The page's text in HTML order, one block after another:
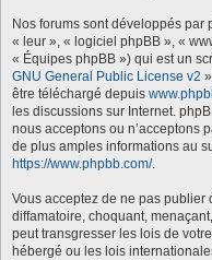
Nos forums sont développés par
« leur », « logiciel phpBB », «
« Équipes phpBB ») qui est un
GNU General Public License v2
être téléchargé depuis
les discussions sur Internet.
nous acceptons ou n’acceptons
de plus amples informations au
https://www.phpbb.com/.
Vous acceptez de ne pas
diffamatoire, choquant,
peut transgresser les lois de
hébergé ou les lois